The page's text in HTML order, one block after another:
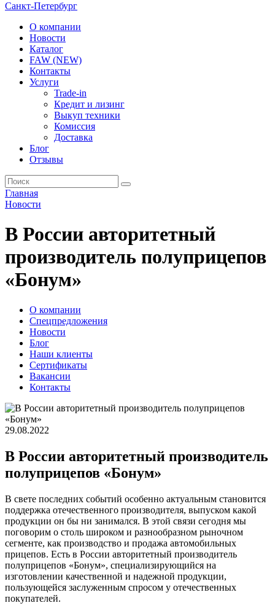
Санкт-Петербург
О компании
Новости
Каталог
FAW (NEW)
Контакты
Услуги
Trade-in
Кредит и лизинг
Выкуп техники
Комиссия
Доставка
Блог
Отзывы
Главная
Новости
В России авторитетный
производитель полуприцепов
«Бонум»
О компании
Спецпредложения
Новости
Блог
Наши клиенты
Сертификаты
Вакансии
Контакты
29.08.2022
В России авторитетный производитель
полуприцепов «Бонум»
В свете последних событий особенно актуальным становится
поддержка отечественного производителя, выпуском какой
продукции он бы ни занимался. В этой связи сегодня мы
поговорим о столь широком и разнообразном рыночном
сегменте, как производство и продажа автомобильных
прицепов. Есть в России авторитетный производитель
полуприцепов «Бонум», специализирующийся на
изготовлении качественной и надежной продукции,
пользующейся заслуженным спросом у отечественных
покупателей.